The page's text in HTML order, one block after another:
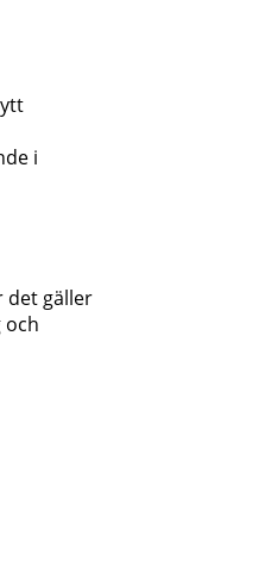
i
det gäller
och